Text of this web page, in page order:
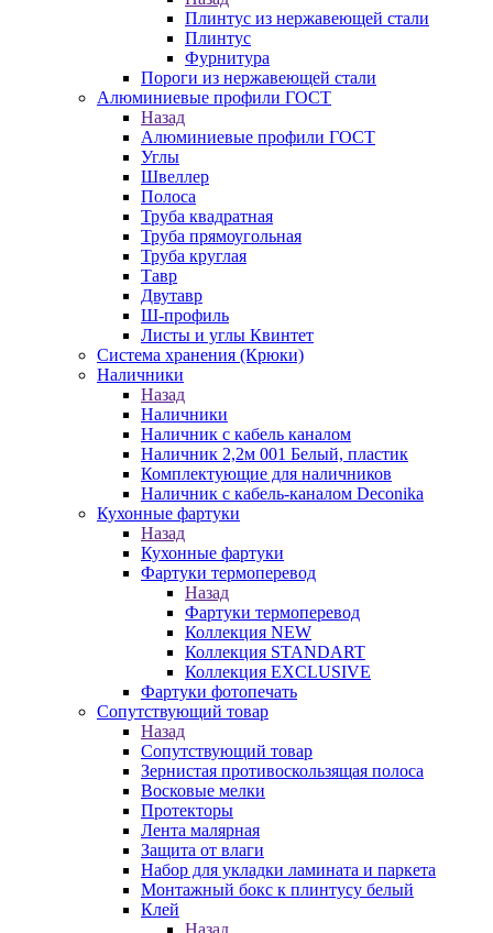
Плинтус из нержавеющей стали
Плинтус
Фурнитура
Пороги из нержавеющей стали
Алюминиевые профили ГОСТ
Назад
Алюминиевые профили ГОСТ
Углы
Швеллер
Полоса
Труба квадратная
Труба прямоугольная
Труба круглая
Тавр
Двутавр
Ш-профиль
Листы и углы Квинтет
Система хранения (Крюки)
Наличники
Назад
Наличники
Наличник с кабель каналом
Наличник 2,2м 001 Белый, пластик
Комплектующие для наличников
Наличник с кабель-каналом Deconika
Кухонные фартуки
Назад
Кухонные фартуки
Фартуки термоперевод
Назад
Фартуки термоперевод
Коллекция NEW
Коллекция STANDART
Коллекция EXCLUSIVE
Фартуки фотопечать
Сопутствующий товар
Назад
Сопутствующий товар
Зернистая противоскользящая полоса
Восковые мелки
Протекторы
Лента малярная
Защита от влаги
Набор для укладки ламината и паркета
Монтажный бокс к плинтусу белый
Клей
Назад